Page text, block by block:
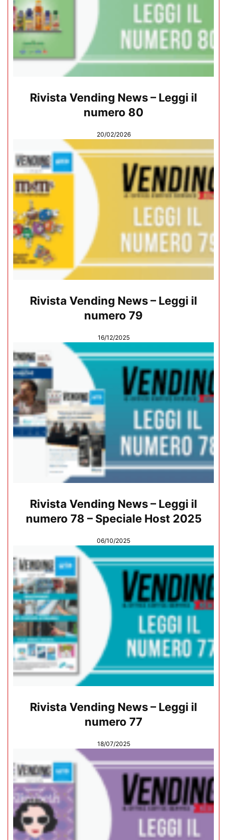
Rivista Vending News – Leggi il
numero 80
20/02/2026
Rivista Vending News – Leggi il
numero 79
16/12/2025
Rivista Vending News – Leggi il
numero 78 – Speciale Host 2025
06/10/2025
Rivista Vending News – Leggi il
numero 77
18/07/2025